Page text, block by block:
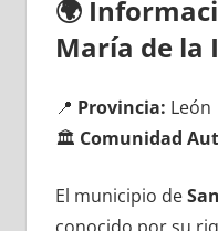
🌍
María dе la
📍 Provincia: León
🏛️ Comunidad
El municipio dе